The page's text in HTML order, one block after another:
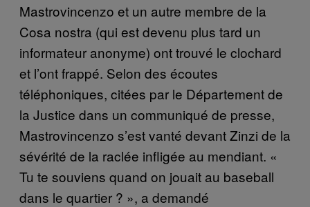
Mastrovincenzo et un autre membre de la
Cosa nostra (qui est devenu plus tard un
informateur anonyme) ont trouvé le clochard
et l’ont frappé. Selon des écoutes
téléphoniques, citées par le Département de
la Justice dans un communiqué de presse,
Mastrovincenzo s’est vanté devant Zinzi de la
sévérité de la raclée infligée au mendiant. «
Tu te souviens quand on jouait au baseball
dans le quartier ? », a demandé